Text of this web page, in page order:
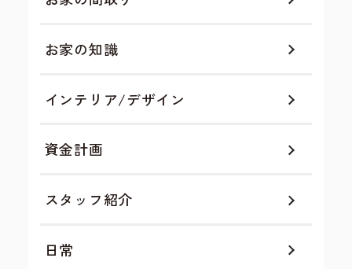
お家の知識
インテリア/デザイン
資金計画
スタッフ紹介
日常